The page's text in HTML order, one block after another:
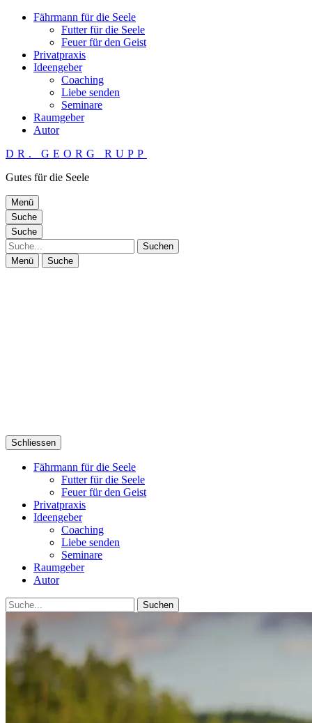
Fährmann für die Seele
Futter für die Seele
Feuer für den Geist
Privatpraxis
Ideengeber
Coaching
Liebe senden
Seminare
Raumgeber
Autor
DR. GEORG RUPP
Gutes für die Seele
Menü
Suche
Suche
Suche
Menü Suche
Schliessen
Fährmann für die Seele
Futter für die Seele
Feuer für den Geist
Privatpraxis
Ideengeber
Coaching
Liebe senden
Seminare
Raumgeber
Autor
Suche